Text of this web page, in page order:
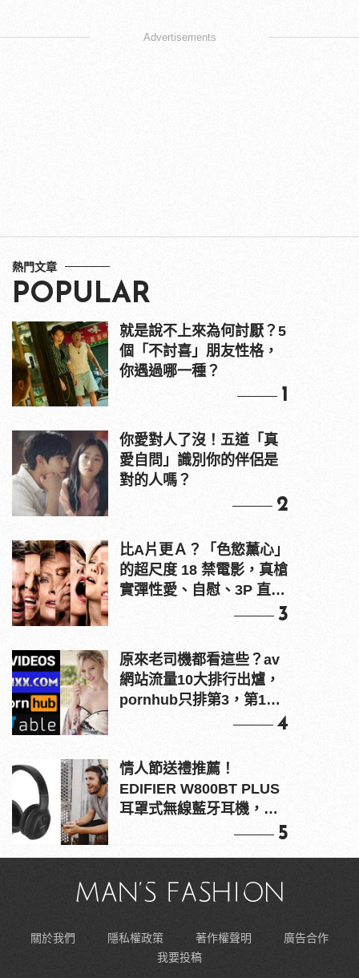
Advertisements
熱門文章
POPULAR
就是說不上來為何討厭？5
個「不討喜」朋友性格，
你遇過哪一種？
1
你愛對人了沒！五道「真
愛自問」識別你的伴侶是
對的人嗎？
2
比A片更Ａ？「色慾薰心」
的超尺度 18 禁電影，真槍
實彈性愛、自慰、3P 直接
3
原來老司機都看這些？av
網站流量10大排行出爐，
pornhub只排第3，第1名
4
情人節送禮推薦！
EDIFIER W800BT PLUS
耳罩式無線藍牙耳機，在
5
關於我們 隱私權政策 著作權聲明
廣告合作
我要投稿